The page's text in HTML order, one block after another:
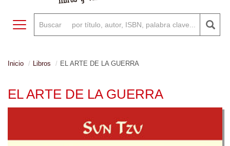
Toggle navigation
Inicio Libros EL ARTE DE LA GUERRA
EL ARTE DE LA GUERRA